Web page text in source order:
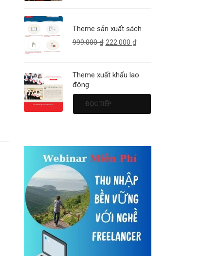
Theme sản xuất sách
999.000₫ 222.000 ₫
Theme xuất khẩu lao
động
ĐỌC TIẾP